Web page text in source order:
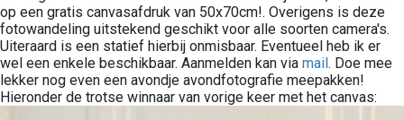
op een gratis canvasafdruk van 50x70cm!. Overigens is deze
fotowandeling uitstekend geschikt voor alle soorten camera's.
Uiteraard is een statief hierbij onmisbaar. Eventueel heb ik er
wel een enkele beschikbaar. Aanmelden kan via mail . Doe mee
lekker nog even een avondje avondfotografie meepakken!
Hieronder de trotse winnaar van vorige keer met het canvas: